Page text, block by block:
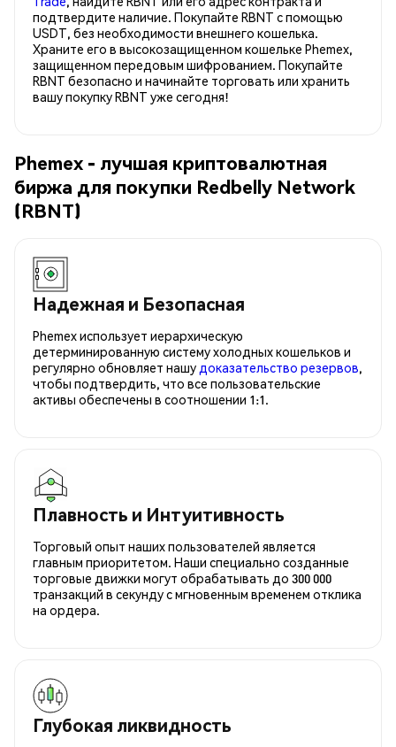
подтвердите наличие. Покупайте RBNT с помощью
USDT, без необходимости внешнего кошелька.
Храните его в высокозащищенном кошельке Phemex,
защищенном передовым шифрованием. Покупайте
RBNT безопасно и начинайте торговать или хранить
вашу покупку RBNT уже сегодня!
Phemex - лучшая криптовалютная
биржа для покупки Redbelly Network
(RBNT)
Надежная и Безопасная
Phemex использует иерархическую
детерминированную систему холодных кошельков и
регулярно обновляет нашу доказательство резервов,
чтобы подтвердить, что все пользовательские
активы обеспечены в соотношении 1:1.
Плавность и Интуитивность
Торговый опыт наших пользователей является
главным приоритетом. Наши специально созданные
торговые движки могут обрабатывать до 300 000
транзакций в секунду с мгновенным временем отклика
на ордера.
Глубокая ликвидность